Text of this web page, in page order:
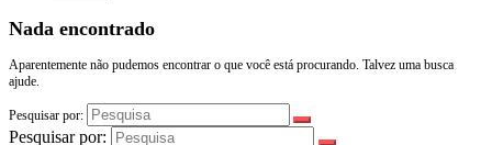
Nada encontrado
Aparentemente não pudemos encontrar o que você está procurando. Talvez uma busca
ajude.
Pesquisar por:
Pesquisar por: